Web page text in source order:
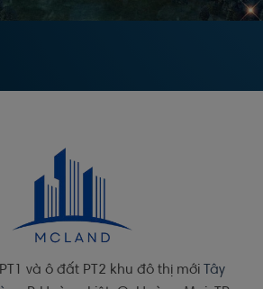
và ô đất PT2 khu đô thị mới Tây